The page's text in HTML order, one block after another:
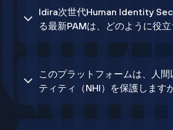
Idira次世代Human Identity
る最新PAMは、どのように役
このプラットフォームは、人
ティティ（NHI）を保護します